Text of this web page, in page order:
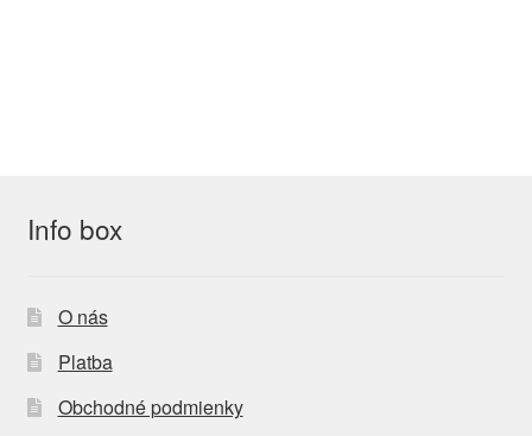
Info box
O nás
Platba
Obchodné podmienky